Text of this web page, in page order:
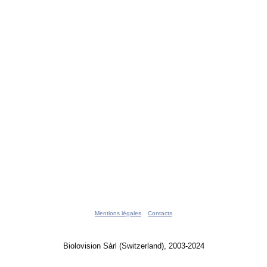
Mentions légales Contacts
Biolovision Sàrl (Switzerland), 2003-2024